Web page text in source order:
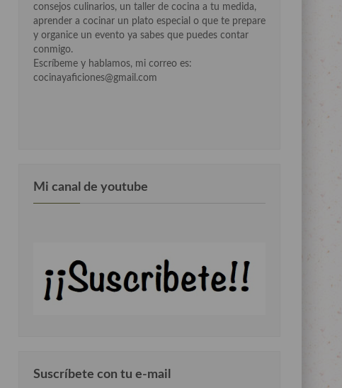
consejos culinarios, un taller de cocina a tu medida,
aprender a cocinar un plato especial o que te prepare
y organice un evento ya sabes que puedes contar
conmigo.
Escríbeme y hablamos, mi correo es:
cocinayaficiones@gmail.com
Mi canal de youtube
Suscríbete con tu e-mail